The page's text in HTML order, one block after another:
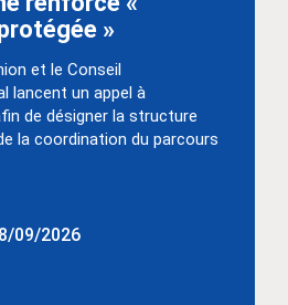
»
et le Conseil
lancent un appel à
de désigner la structure
la coordination du parcours
09/2026